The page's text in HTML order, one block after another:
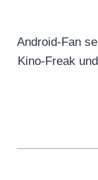
Android-Fan
Kino-Freak